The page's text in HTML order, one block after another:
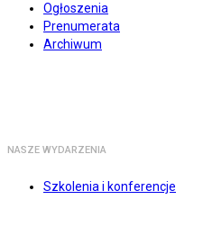
Ogłoszenia
Prenumerata
Archiwum
NASZE WYDARZENIA
Szkolenia i konferencje